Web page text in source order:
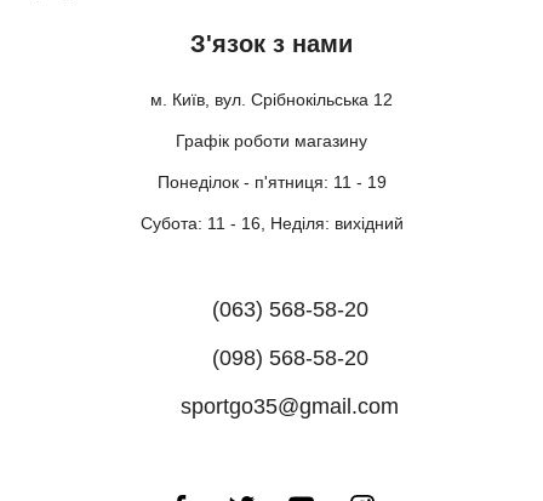
З'язок з нами
м. Київ, вул. Срібнокільська 12
Графік роботи магазину
Понеділок - п'ятниця: 11 - 19
Субота: 11 - 16, Неділя: вихідний
(063) 568-58-20
(098) 568-58-20
sportgo35@gmail.com